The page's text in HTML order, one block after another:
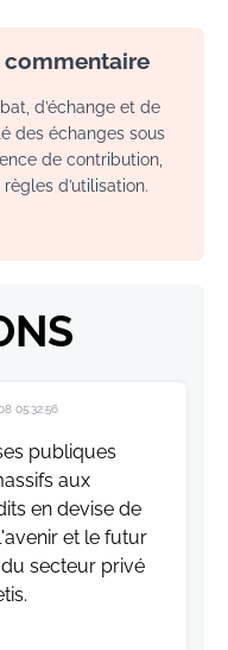
commentaire
d’échange et de
des échanges sous
de contribution,
d’utilisation.
05:32:56
publiques
aux
en devise de
et le futur
secteur privé